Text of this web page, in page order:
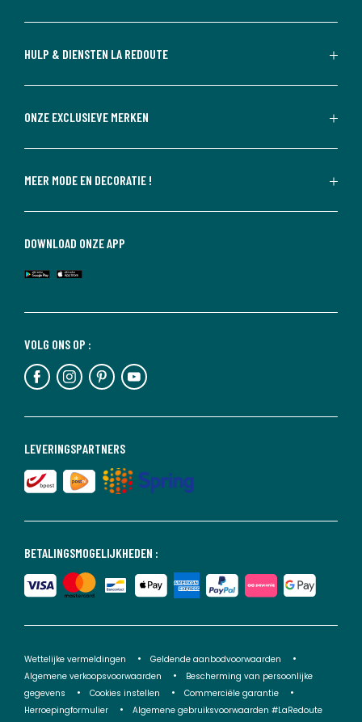
HULP & DIENSTEN LA REDOUTE
ONZE EXCLUSIEVE MERKEN
MEER MODE EN DECORATIE !
BETALINGSMOGELIJKHEDEN :
LEVERINGSPARTNERS
VOLG ONS OP :
DOWNLOAD ONZE APP
Wettelijke vermeldingen
Geldende aanbodvoorwaarden
Algemene verkoopsvoorwaarden
Bescherming van persoonlijke
gegevens
Cookies instellen
Commerciële garantie
Herroepingformulier
Algemene gebruiksvoorwaarden #LaRedoute